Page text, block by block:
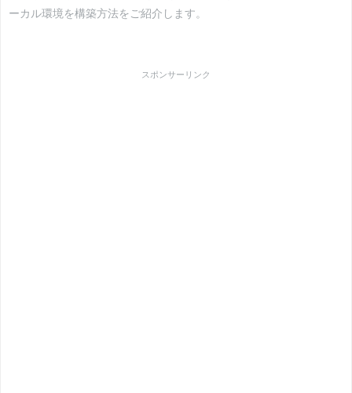
ーカル環境を構築方法をご紹介します。
スポンサーリンク